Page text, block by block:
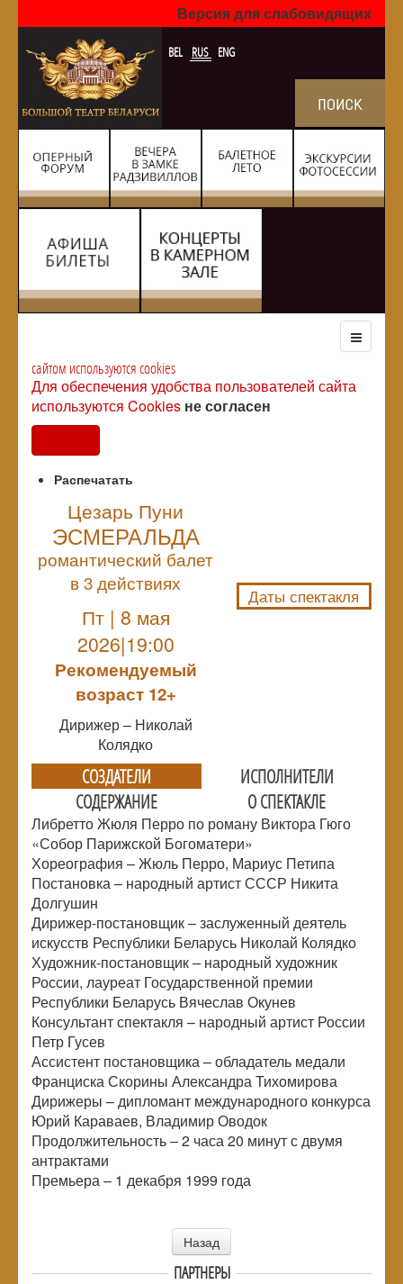
Версия для слабовидящих
BEL RUS ENG
сайтом используются cookies
Для обеспечения удобства пользователей сайта
используются Cookies не согласен
Распечатать
Цезарь Пуни
ЭСМЕРАЛЬДА
романтический балет
в 3 действиях
Пт | 8 мая
2026|19:00
Рекомендуемый
возраст 12+
Дирижер – Николай
Колядко
Даты спектакля
СОЗДАТЕЛИ
ИСПОЛНИТЕЛИ
СОДЕРЖАНИЕ
О СПЕКТАКЛЕ
Либретто Жюля Перро по роману Виктора Гюго
«Собор Парижской Богоматери»
Хореография – Жюль Перро, Мариус Петипа
Постановка – народный артист СССР Никита
Долгушин
Дирижер-постановщик – заслуженный деятель
искусств Республики Беларусь Николай Колядко
Художник-постановщик – народный художник
России, лауреат Государственной премии
Республики Беларусь Вячеслав Окунев
Консультант спектакля – народный артист России
Петр Гусев
Ассистент постановщика – обладатель медали
Франциска Скорины Александра Тихомирова
Дирижеры – дипломант международного конкурса
Юрий Караваев, Владимир Оводок
Продолжительность – 2 часа 20 минут с двумя
антрактами
Премьера – 1 декабря 1999 года
Назад
ПАРТНЕРЫ